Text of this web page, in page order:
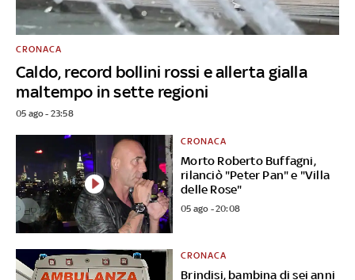
Caldo, record bollini rossi e allerta gialla
maltempo in sette regioni
CRONACA
05 ago - 23:58
Morto Roberto Buffagni,
rilanciò "Peter Pan" e "Villa
delle Rose"
CRONACA
05 ago - 20:08
Brindisi, bambina di sei anni
CRONACA